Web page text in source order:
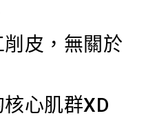
皮，無關於
心肌群XD